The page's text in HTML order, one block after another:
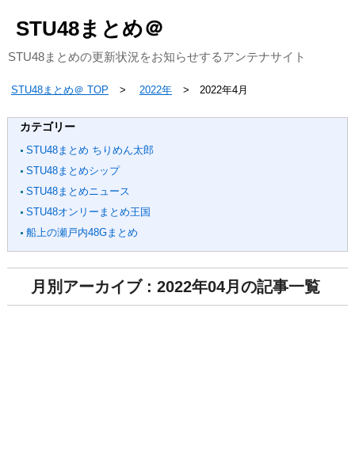
STU48まとめ＠
STU48まとめの更新状況をお知らせするアンテナサイト
STU48まとめ＠ TOP 2022年 2022年4月
カテゴリー
STU48まとめ ちりめん太郎
STU48まとめシップ
STU48まとめニュース
STU48オンリーまとめ王国
船上の瀬戸内48Gまとめ
月別アーカイブ : 2022年04月の記事一覧